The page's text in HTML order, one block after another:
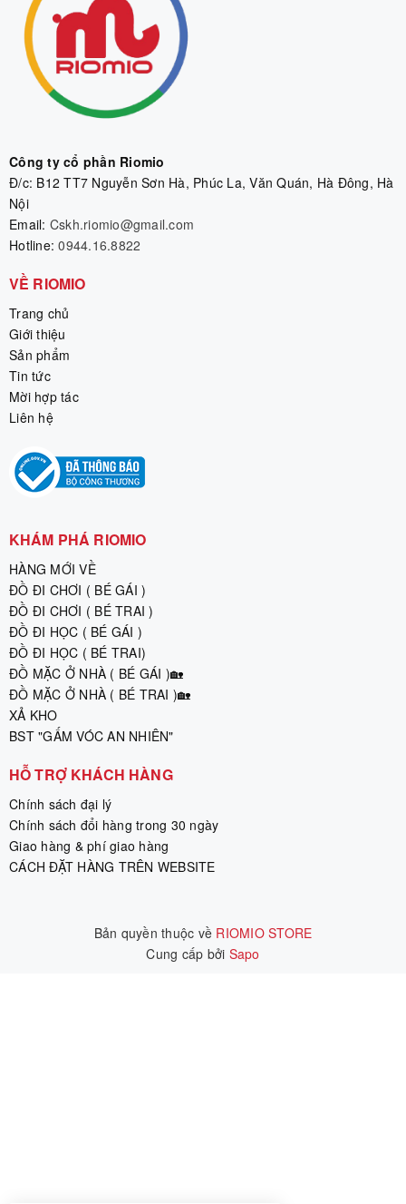
Công ty cổ phần Riomio
Đ/c: B12 TT7 Nguyễn Sơn Hà, Phúc La, Văn Quán, Hà Đông, Hà
Nội
Email: Cskh.riomio@gmail.com
Hotline:0944.16.8822
VỀ RIOMIO
Trang chủ
Giới thiệu
Sản phẩm
Tin tức
Mời hợp tác
Liên hệ
KHÁM PHÁ RIOMIO
HÀNG MỚI VỀ
ĐỒ ĐI CHƠI ( BÉ GÁI )
ĐỒ ĐI CHƠI ( BÉ TRAI )
ĐỒ ĐI HỌC ( BÉ GÁI )
ĐỒ ĐI HỌC ( BÉ TRAI)
ĐỒ MẶC Ở NHÀ ( BÉ GÁI )🏡
ĐỒ MẶC Ở NHÀ ( BÉ TRAI )🏡
XẢ KHO
BST "GẤM VÓC AN NHIÊN"
HỖ TRỢ KHÁCH HÀNG
Chính sách đại lý
Chính sách đổi hàng trong 30 ngày
Giao hàng & phí giao hàng
CÁCH ĐẶT HÀNG TRÊN WEBSITE
Bản quyền thuộc về RIOMIO STORE
|
Cung cấp bởi Sapo